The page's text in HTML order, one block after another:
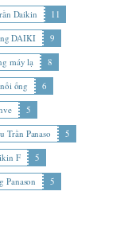
Daikin
11
DAIKI
9
máy lạ
8
ống
6
5
Trần Panaso
5
F
5
Panason 5